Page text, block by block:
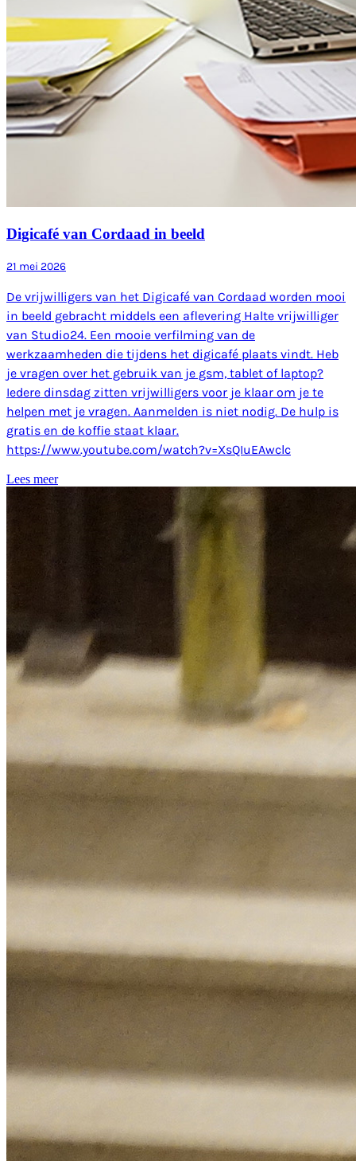
Digicafé van Cordaad in beeld
21 mei 2026
De vrijwilligers van het Digicafé van Cordaad worden mooi
in beeld gebracht middels een aflevering Halte vrijwilliger
van Studio24. Een mooie verfilming van de
werkzaamheden die tijdens het digicafé plaats vindt. Heb
je vragen over het gebruik van je gsm, tablet of laptop?
Iedere dinsdag zitten vrijwilligers voor je klaar om je te
helpen met je vragen. Aanmelden is niet nodig. De hulp is
gratis en de koffie staat klaar.
https://www.youtube.com/watch?v=XsQIuEAwclc
Lees meer